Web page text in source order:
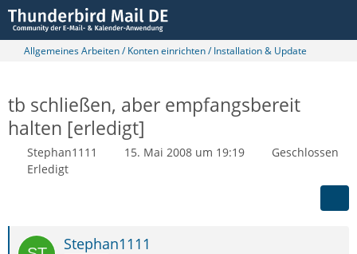
Allgemeines Arbeiten / Konten einrichten / Installation & Update
tb schließen, aber empfangsbereit
halten [erledigt]
Stephan1111 15. Mai 2008 um 19:19
Geschlossen
Erledigt
Stephan1111